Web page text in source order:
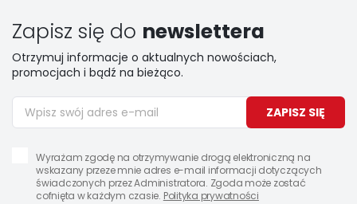
Zapisz się do newslettera
Otrzymuj informacje o aktualnych nowościach,
promocjach i bądź na bieżąco.
ZAPISZ SIĘ
Wyrażam zgodę na otrzymywanie drogą elektroniczną na
wskazany przeze mnie adres e-mail informacji dotyczących
świadczonych przez Administratora. Zgoda może zostać
cofnięta w każdym czasie. Polityka prywatności